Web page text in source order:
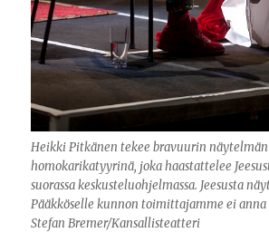
Heikki Pitkänen tekee bravuurin näytelmän
homokarikatyyrinä, joka haastattelee
suorassa keskusteluohjelmassa. Jeesusta
Pääkköselle kunnon toimittajamme ei anna
Stefan Bremer/Kansallisteatteri